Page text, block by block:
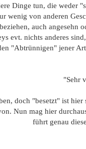
Dinge tun, die weder
wenig von anderen
auch
evt. nichts anderes
"Abtrünnigen" jener
"Sehr
doch "besetzt" ist
Nun mag hier
führt genau